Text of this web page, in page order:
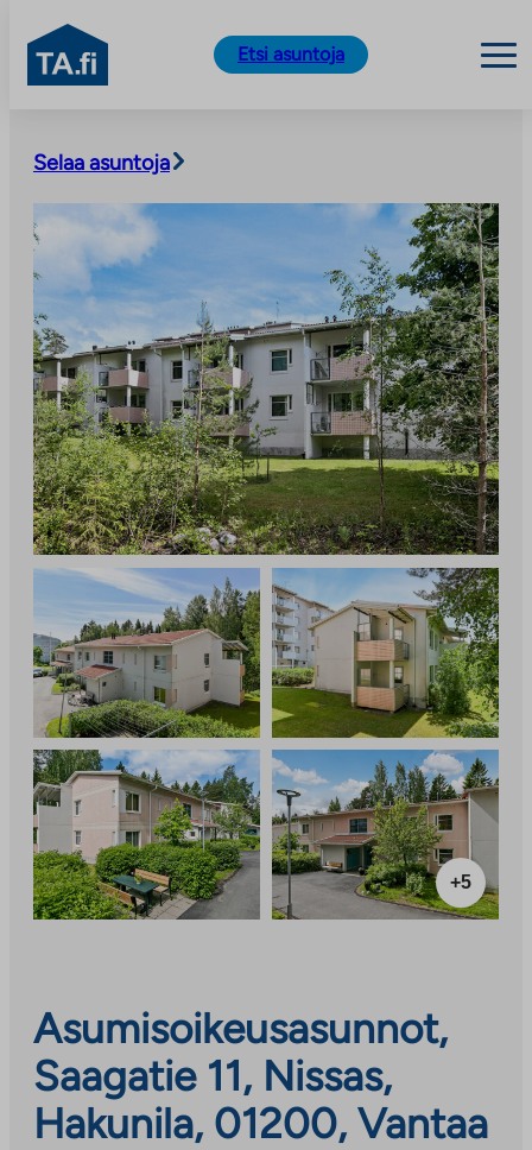
sisältöön
TA.fi
Etsi asuntoja
Selaa asuntoja
+5
Asumisoikeusasunnot,
Saagatie 11, Nissas,
Hakunila, 01200, Vantaa